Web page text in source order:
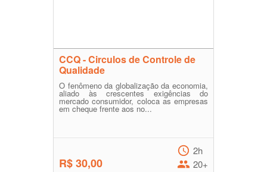
CCQ - Circulos de Controle de
Qualidade
O fenômeno da globalização da economia,
aliado às crescentes exigências do
mercado consumidor, coloca as empresas
em cheque frente aos no...
R$ 30,00
2h
20+